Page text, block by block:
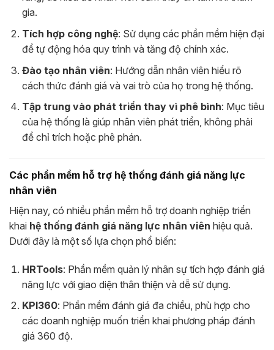
gia.
Tích hợp công nghệ: Sử dụng các phần mềm hiện đại
để tự động hóa quy trình và tăng độ chính xác.
Đào tạo nhân viên: Hướng dẫn nhân viên hiểu rõ
cách thức đánh giá và vai trò của họ trong hệ thống.
Tập trung vào phát triển thay vì phê bình: Mục tiêu
của hệ thống là giúp nhân viên phát triển, không phải
để chỉ trích hoặc phê phán.
Các phần mềm hỗ trợ hệ thống đánh giá năng lực
nhân viên
Hiện nay, có nhiều phần mềm hỗ trợ doanh nghiệp triển
khai hệ thống đánh giá năng lực nhân viên hiệu quả.
Dưới đây là một số lựa chọn phổ biến:
HRTools: Phần mềm quản lý nhân sự tích hợp đánh giá
năng lực với giao diện thân thiện và dễ sử dụng.
KPI360: Phần mềm đánh giá đa chiều, phù hợp cho
các doanh nghiệp muốn triển khai phương pháp đánh
giá 360 độ.